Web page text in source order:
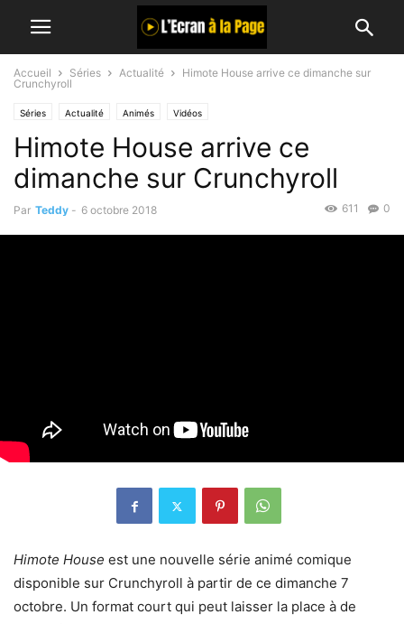
Accueil Séries Actualité
Himote House arrive ce dimanche sur
Crunchyroll
Séries Actualité Animés Vidéos
Himote House arrive ce
dimanche sur Crunchyroll
Par Teddy - 6 octobre 2018 0
611
Himote House est une nouvelle série animé comique
disponible sur Crunchyroll à partir de ce dimanche 7
octobre. Un format court qui peut laisser la place à de